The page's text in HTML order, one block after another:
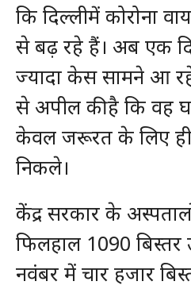
कि दिल्लीमें कोरोना
से बढ़ रहे हैं। अब एक
ज्यादा केस सामने आ
से अपील की है कि वह
केवल जरूरत के लिए ही
निकले।
केंद्र सरकार के
फिलहाल 1090
नवंबर में चार हजार